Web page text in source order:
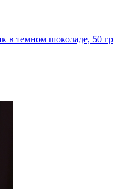
в темном шоколаде, 50 гр